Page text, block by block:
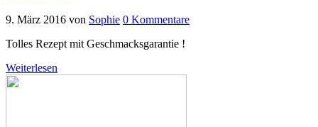
9. März 2016 von Sophie 0 Kommentare
Tolles Rezept mit Geschmacksgarantie !
Weiterlesen